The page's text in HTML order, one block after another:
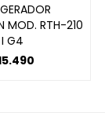
MOD. RTH-210
I G4